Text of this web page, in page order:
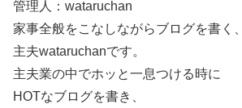
管理人：wataruchan
家事全般をこなしながらブログを書く、
主夫wataruchanです。
主夫業の中でホッと一息つける時に
HOTなブログを書き、